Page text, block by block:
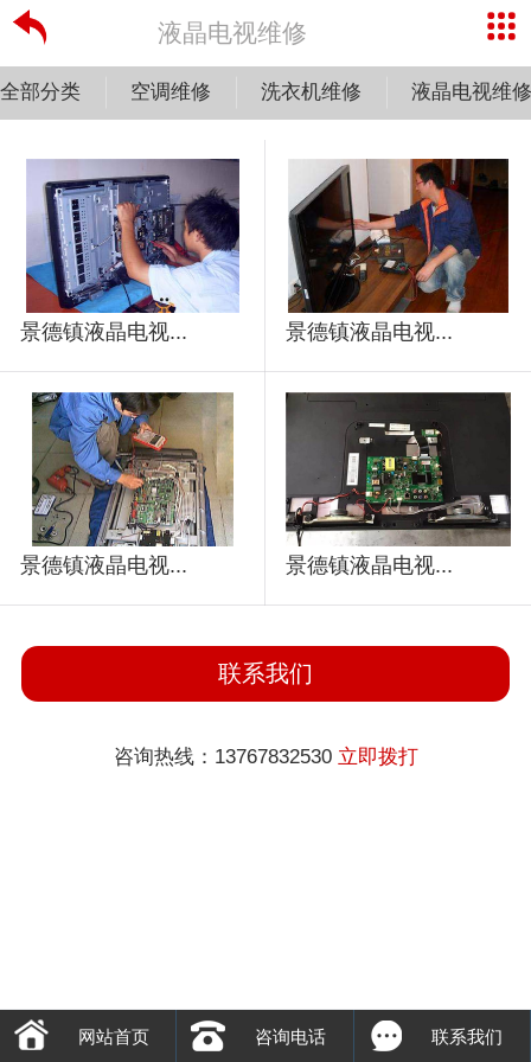
液晶电视维修
全部分类 空调维修 洗衣机维修 液晶电视维修
景德镇液晶电视... 景德镇液晶电视...
景德镇液晶电视... 景德镇液晶电视...
联系我们
咨询热线：13767832530 立即拨打
网站首页 咨询电话 联系我们